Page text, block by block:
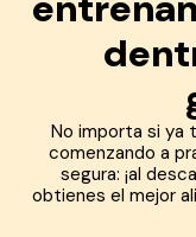
No importa si ya
comenzando a
segura: ¡al
obtienes el mejor